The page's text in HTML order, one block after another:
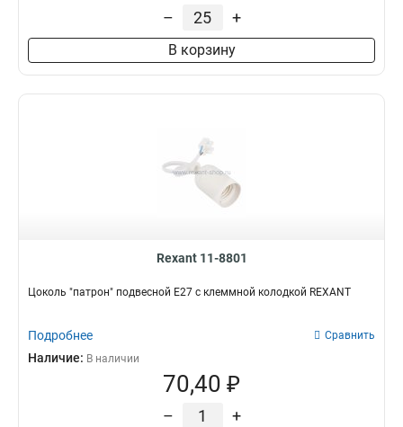
– +
В корзину
Rexant 11-8801
Цоколь "патрон" подвесной E27 с клеммной колодкой REXANT
Подробнее Сравнить
Наличие: В наличии
70,40 ₽
– +